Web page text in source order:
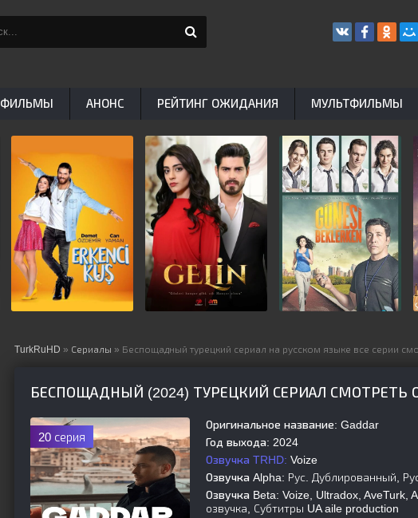
TurkRuHD » Сериалы » Беспощадный турецкий сериал на русском языке все серии
БЕСПОЩАДНЫЙ (2024) ТУРЕЦКИЙ СЕРИАЛ СМОТРЕТЬ
20 серия
Оригинальное название: Gaddar
Год выхода: 2024
Озвучка TRHD: Voize
Озвучка Alpha: Рус. Дублированный,
Озвучка Beta: Voize, Ultradox, AveTurk,
озвучка, Субтитры UA aile production
ФИЛЬМЫ АНОНС РЕЙТИНГ ОЖИДАНИЯ МУЛЬТФИЛЬМЫ